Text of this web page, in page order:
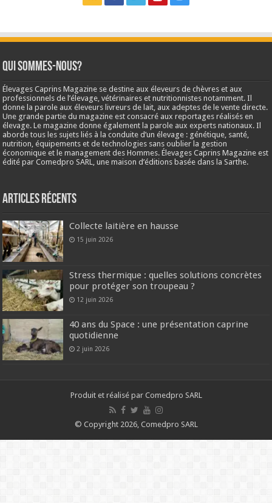
Qui sommes-nous?
Élevages Caprins Magazine se destine aux éleveurs de chèvres et aux
professionnels de l’élevage, vétérinaires et nutritionnistes notamment. Il
donne la parole aux éleveurs livreurs de lait, aux adeptes de le vente directe.
Une grande partie du magazine est consacré aux reportages réalisés en
élevage. Le magazine donne également la parole aux experts nationaux. Il
aborde tous les sujets liés à la conduite d’un élevage : génétique, santé,
nutrition, équipements et de technologies sans oublier la gestion
économique et le management des Hommes. Élevages Caprins Magazine est
édité par Comedpro SARL, une maison d’éditions basée dans la Sarthe.
Articles récents
Collecte laitière en hausse
15 juin 2026
Stress thermique : quelles solutions concrètes
pour protéger son troupeau ?
12 juin 2026
40 ans du Space : une présentation caprine
quotidienne
2 juin 2026
Produit et réalisé par Comedpro SARL
© Copyright 2026, Comedpro SARL